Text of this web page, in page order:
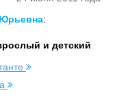
:
и детский